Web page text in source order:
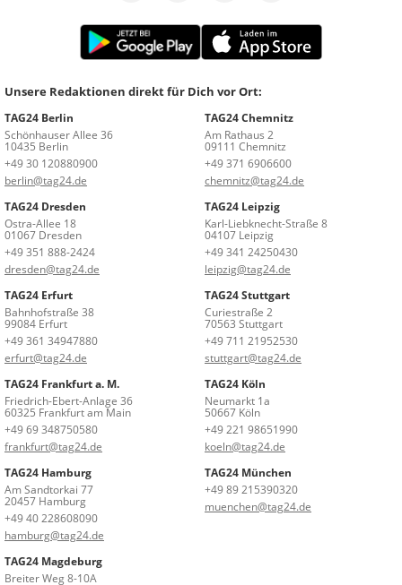
Unsere Redaktionen direkt für Dich vor Ort:
TAG24 Berlin
Schönhauser Allee 36
10435 Berlin
+49 30 120880900
berlin@tag24.de
TAG24 Chemnitz
Am Rathaus 2
09111 Chemnitz
+49 371 6906600
chemnitz@tag24.de
TAG24 Dresden
Ostra-Allee 18
01067 Dresden
+49 351 888-2424
dresden@tag24.de
TAG24 Leipzig
Karl-Liebknecht-Straße 8
04107 Leipzig
+49 341 24250430
leipzig@tag24.de
TAG24 Erfurt
Bahnhofstraße 38
99084 Erfurt
+49 361 34947880
erfurt@tag24.de
TAG24 Stuttgart
Curiestraße 2
70563 Stuttgart
+49 711 21952530
stuttgart@tag24.de
TAG24 Frankfurt a. M.
Friedrich-Ebert-Anlage 36
60325 Frankfurt am Main
+49 69 348750580
frankfurt@tag24.de
TAG24 Köln
Neumarkt 1a
50667 Köln
+49 221 98651990
koeln@tag24.de
TAG24 Hamburg
Am Sandtorkai 77
20457 Hamburg
+49 40 228608090
hamburg@tag24.de
TAG24 München
+49 89 215390320
muenchen@tag24.de
TAG24 Magdeburg
Breiter Weg 8-10A